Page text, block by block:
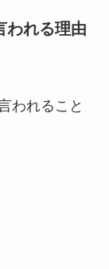
われる理由
われること